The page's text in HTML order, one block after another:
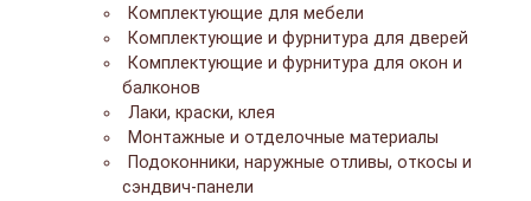
Комплектующие для мебели
Комплектующие и фурнитура для дверей
Комплектующие и фурнитура для окон и
балконов
Лаки, краски, клея
Монтажные и отделочные материалы
Подоконники, наружные отливы, откосы и
сэндвич-панели